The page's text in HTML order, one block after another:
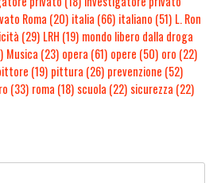
Roma (20) italia (66) italiano (51) L. Ron
(29) LRH (19) mondo libero dalla droga
Musica (23) opera (61) opere (50) oro (22)
(19) pittura (26) prevenzione (52)
(33) roma (18) scuola (22) sicurezza (22)